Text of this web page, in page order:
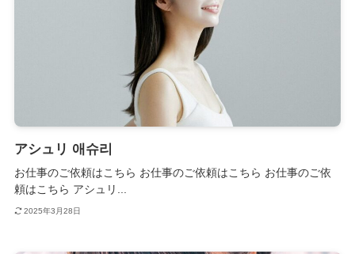
アシュリ 애슈리
お仕事のご依頼はこちら お仕事のご依頼はこちら お仕事のご依
頼はこちら アシュリ...
2025年3月28日